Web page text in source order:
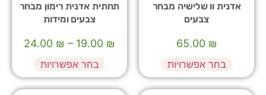
אדנית וו שלישיה מבחר
צבעים
₪
65.00
בחר אפשרויות
תחתית אדנית רימון מבחר
צבעים ומידות
₪
–
₪
בחר אפשרויות